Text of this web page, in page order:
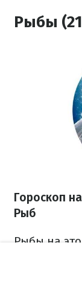
Рыбы
Гороскоп
Рыб
Рыбы на